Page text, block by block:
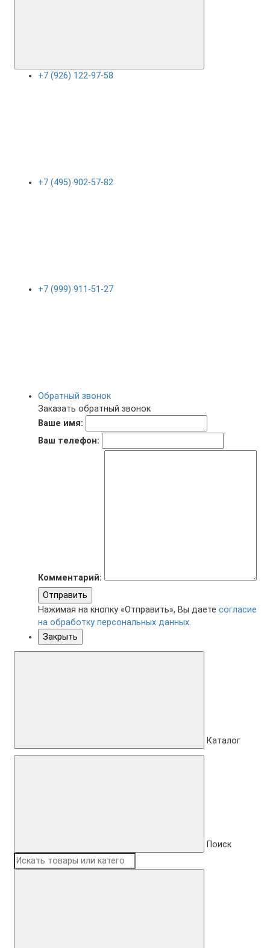
+7 (926) 122-97-58
+7 (495) 902-57-82
+7 (999) 911-51-27
Обратный звонок
Заказать обратный звонок
Ваше имя:
Ваш телефон:
Комментарий:
Отправить
Нажимая на кнопку «Отправить», Вы даете согласие
на обработку персональных данных.
Закрыть
Каталог
Поиск